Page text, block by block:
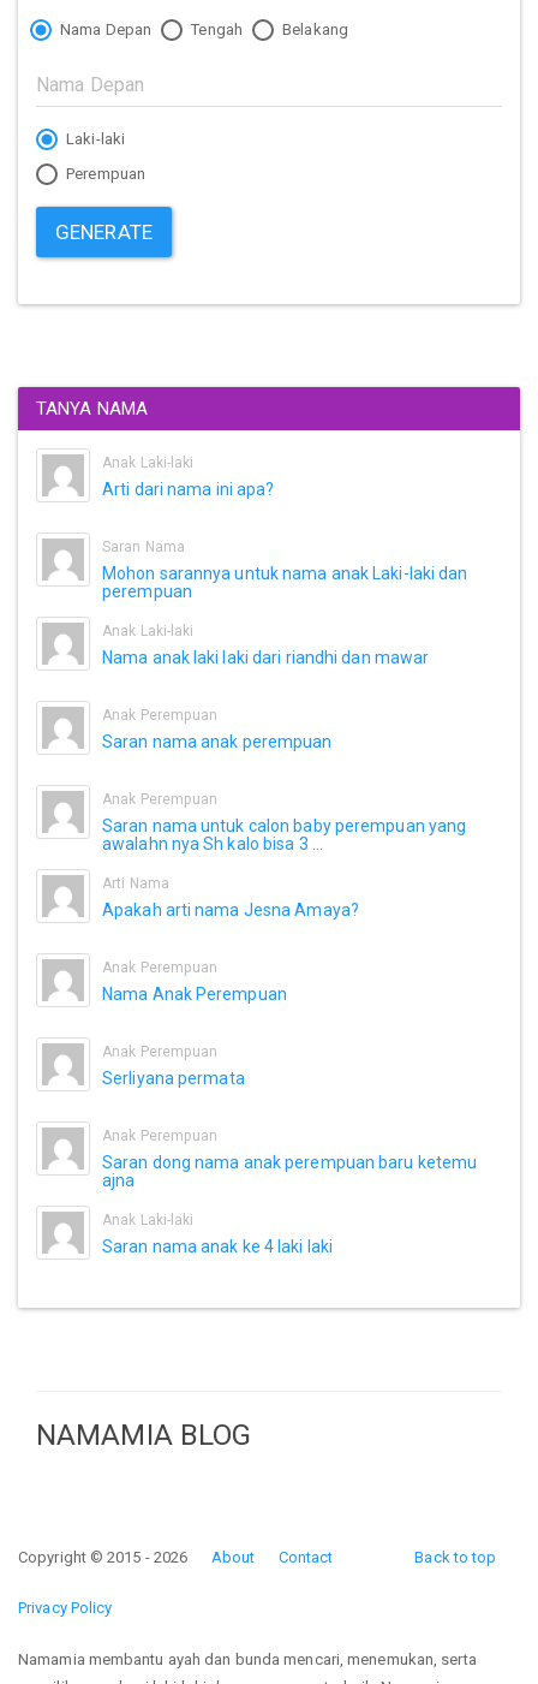
Nama Depan Tengah Belakang
Laki-laki
Perempuan
GENERATE
TANYA NAMA
Anak Laki-laki
Arti dari nama ini apa?
Saran Nama
Mohon sarannya untuk nama anak Laki-laki dan
perempuan
Anak Laki-laki
Nama anak laki laki dari riandhi dan mawar
Anak Perempuan
Saran nama anak perempuan
Anak Perempuan
Saran nama untuk calon baby perempuan yang
awalahn nya Sh kalo bisa 3 ...
Arti Nama
Apakah arti nama Jesna Amaya?
Anak Perempuan
Nama Anak Perempuan
Anak Perempuan
Serliyana permata
Anak Perempuan
Saran dong nama anak perempuan baru ketemu
ajna
Anak Laki-laki
Saran nama anak ke 4 laki laki
NAMAMIA BLOG
Back to top
Copyright © 2015 - 2026 About Contact
Privacy Policy
Namamia membantu ayah dan bunda mencari, menemukan, serta